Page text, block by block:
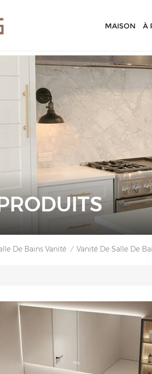
MAISON À
De Bains Vanité / Vanité De Salle De